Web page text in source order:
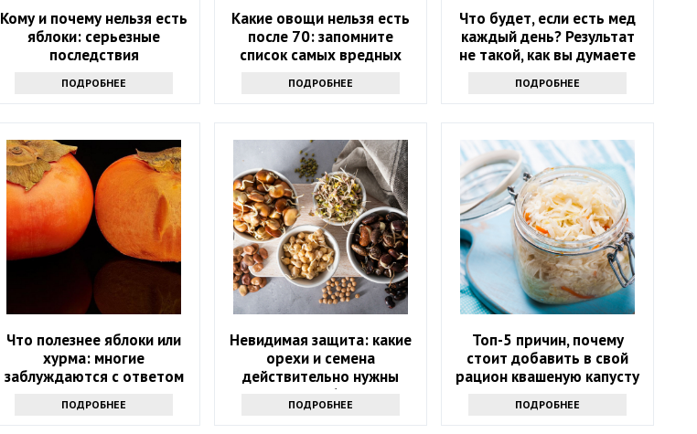
Кому и почему нельзя есть
яблоки: серьезные
последствия
ПОДРОБНЕЕ
Какие овощи нельзя есть
после 70: запомните
список самых вредных
ПОДРОБНЕЕ
Что будет, если есть мед
каждый день? Результат
не такой, как вы думаете
ПОДРОБНЕЕ
Что полезнее яблоки или
хурма: многие
заблуждаются с ответом
ПОДРОБНЕЕ
Невидимая защита: какие
орехи и семена
действительно нужны
после 60?
ПОДРОБНЕЕ
Топ-5 причин, почему
стоит добавить в свой
рацион квашеную капусту
ПОДРОБНЕЕ